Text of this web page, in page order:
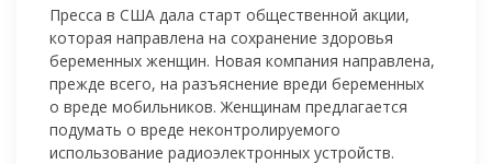
Пресса в США дала старт общественной акции,
которая направлена на сохранение здоровья
беременных женщин. Новая компания направлена,
прежде всего, на разъяснение вреди беременных
о вреде мобильников. Женщинам предлагается
подумать о вреде неконтролируемого
использование радиоэлектронных устройств.